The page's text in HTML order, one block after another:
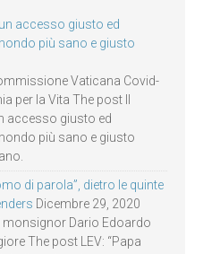
accesso giusto ed
più sano e giusto
Vaticana Covid-
per la Vita The post Il
accesso giusto ed
più sano e giusto
di parola”, dietro le quinte
Dicembre 29, 2020
Dario Edoardo
The post LEV: “Papa